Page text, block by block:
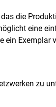
die
eine
Exemplar
zu